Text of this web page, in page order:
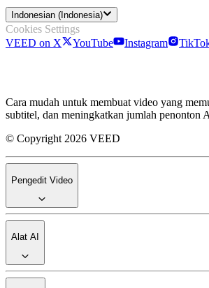
Indonesian (Indonesia)
Cookies Settings
VEED on X
YouTube Instagram
Cara mudah untuk membuat video yang
subtitel, dan meningkatkan jumlah penonton
© Copyright 2026 VEED
Pengedit Video
Alat AI